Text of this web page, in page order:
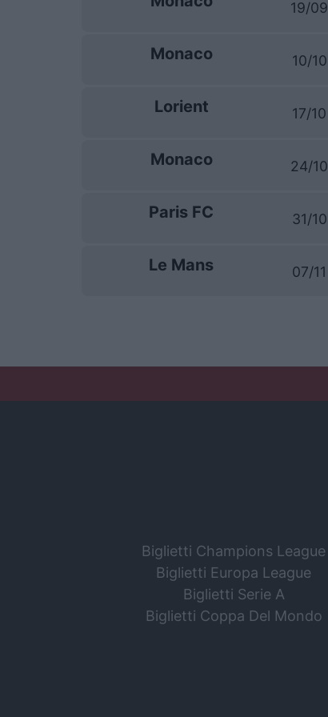
19/09
Monaco 10/10
Lorient 17/10
Monaco 24/10
Paris FC 31/10
Le Mans 07/11
Biglietti Champions League
Biglietti Europa League
Biglietti Serie A
Biglietti Coppa Del Mondo